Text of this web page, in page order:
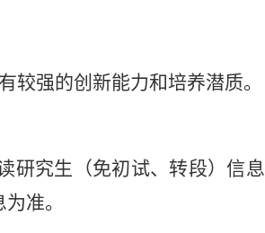
较强的创新能力和培养潜质。
研究生（免初试、转段）信
准。